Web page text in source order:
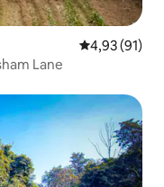
4,93 de uma
4,93 (91)
Lane